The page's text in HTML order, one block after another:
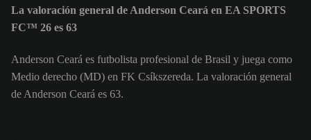
La valoración general de Anderson Ceará en EA SPORTS
FC™ 26 es 63
Anderson Ceará es futbolista profesional de Brasil y juega como
Medio derecho (MD) en FK Csíkszereda. La valoración general
de Anderson Ceará es 63.